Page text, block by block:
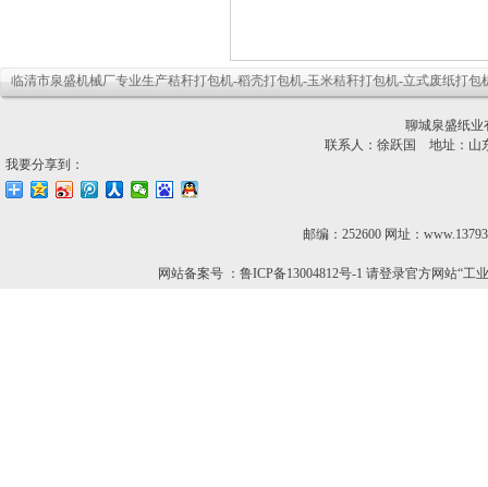
临清市泉盛机械厂专业生产秸秆打包机-稻壳打包机-玉米秸秆打包机-立式废纸打包
聊城泉盛纸
联系人：徐跃国 地址：山
我要分享到：
邮编：252600 网址：
网站备案号 ：鲁ICP备13004812号-1 请登录官方网站“工